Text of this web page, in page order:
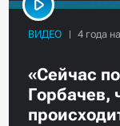
ВИДЕО
«Сейчас
Горбачев,